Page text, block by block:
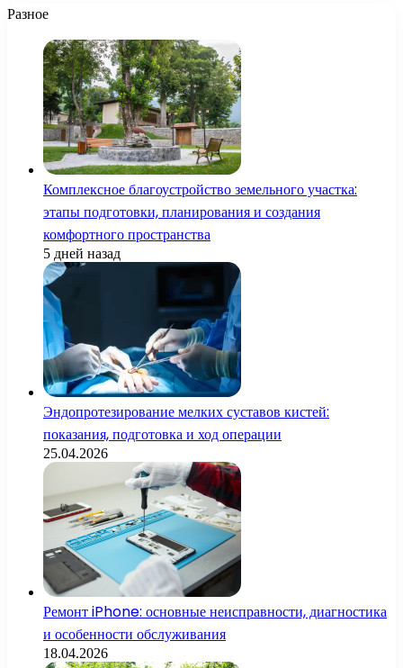
Разное
Комплексное благоустройство земельного участка:
этапы подготовки, планирования и создания
комфортного пространства
5 дней назад
Эндопротезирование мелких суставов кистей:
показания, подготовка и ход операции
25.04.2026
Ремонт iPhone: основные неисправности, диагностика
и особенности обслуживания
18.04.2026